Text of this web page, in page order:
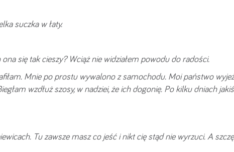
suczka w łaty.
się tak cieszy? Wciąż nie widziałem powodu do radości.
Mnie po prostu wywalono z samochodu. Moi państwo
wzdłuż szosy, w nadziei, że ich dogonię. Po kilku dniach
Tu zawsze masz co jeść i nikt cię stąd nie wyrzuci. A